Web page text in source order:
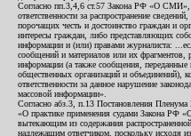
Согласно пп.3,4,6 ст.57 Закона РФ «О СМИ»,
ответственности за распространение
порочащих честь и достоинство граждан и
интересы граждан, либо представляющих
информации и (или) правами журналиста:
сообщений и материалов или их фрагментов,
информации (а также сообщения, переданные
общественных организаций и объединений),
ответственности за данное нарушение
массовой информации».
Согласно абз.3, п.13 Постановления
«О практике применения судами Закона РФ
вытекающим из содержания
надлежащим ответчиком, поскольку исходя